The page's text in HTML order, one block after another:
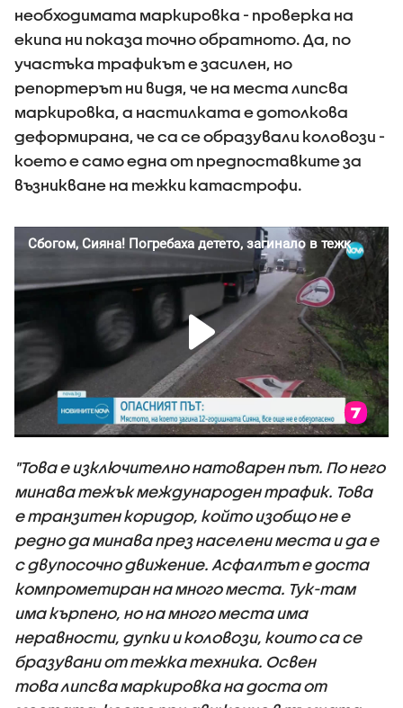
необходимата маркировка - проверка на
екипа ни показа точно обратното. Да, по
участъка трафикът е засилен, но
репортерът ни видя, че на места липсва
маркировка, а настилката е дотолкова
деформирана, че са се образували коловози -
което е само една от предпоставките за
възникване на тежки катастрофи.
"Това е изключително натоварен път. По него
минава тежък международен трафик. Това
е транзитен коридор, който изобщо не е
редно да минава през населени места и да е
с двупосочно движение. Асфалтът е доста
компрометиран на много места. Тук-там
има кърпено, но на много места има
неравности, дупки и коловози, които са се
бразувани от тежка техника. Освен
това липсва маркировка на доста от